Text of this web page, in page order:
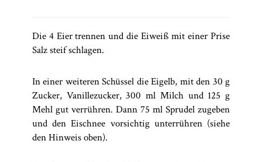
Die 4 Eier trennen und die Eiweiß mit einer Prise
Salz steif schlagen.
In einer weiteren Schüssel die Eigelb, mit den 30 g
Zucker, Vanillezucker, 300 ml Milch und 125 g
Mehl gut verrühren. Dann 75 ml Sprudel zugeben
und den Eischnee vorsichtig unterrühren (siehe
den Hinweis oben).